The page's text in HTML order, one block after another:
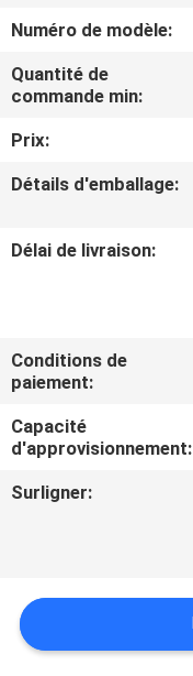
VISITE
DE
CONTRÔLE
LA
NOUS
DEMANDEZ
UN DEVIS
POLITIQUE
Numéro de modèle:
Quantité de
commande min:
Prix:
Détails d'emballage:
Délai de livraison:
Conditions de
paiement:
Capacité
d'approvisionnement:
Surligner: